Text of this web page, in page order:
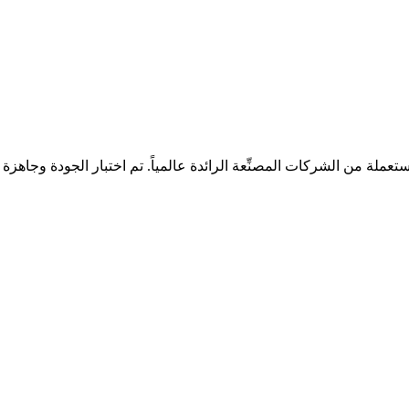
من الشركات المصنِّعة الرائدة عالمياً. تم اختبار الجودة وجاهزة